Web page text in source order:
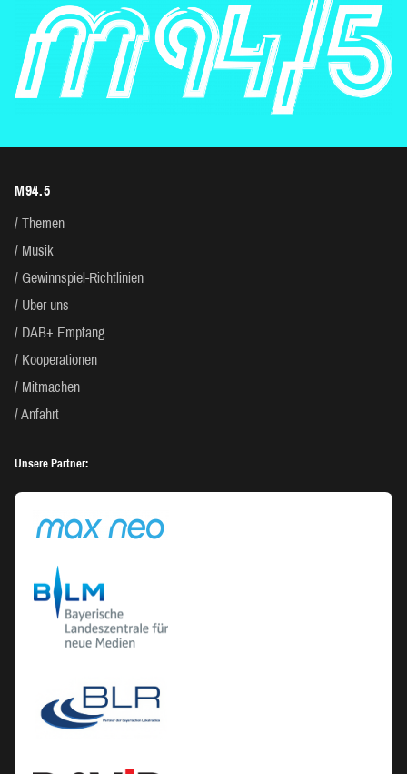
M94.5
Themen
Musik
Gewinnspiel-Richtlinien
Über uns
DAB+ Empfang
Kooperationen
Mitmachen
Anfahrt
Unsere Partner: